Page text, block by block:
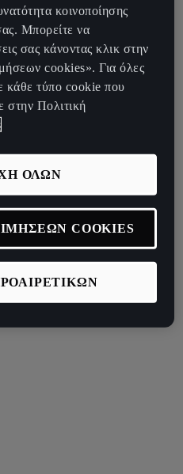
κοινοποίησης
Μπορείτε να
σας κάνοντας κλικ στην
cookies». Για όλες
κάθε τύπο cookie που
στην Πολιτική
ΟΛΩΝ
COOKIES